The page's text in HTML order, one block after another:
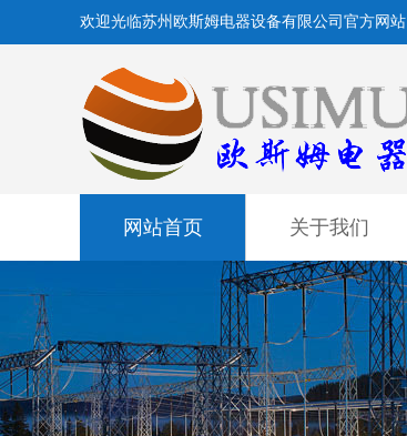
欢迎光临苏州欧斯姆电器设备有限公司官方网站
网站首页 关于我们